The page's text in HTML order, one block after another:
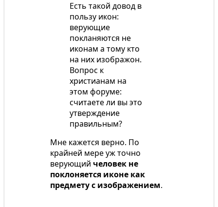
Есть такой довод в
пользу икон:
верующие
покланяются не
иконам а тому кто
на них изображон.
Вопрос к
христианам на
этом форуме:
считаете ли вы это
утверждение
правильным?
Мне кажется верно. По
крайней мере уж точно
верующий человек не
поклоняется иконе как
предмету с изображением.